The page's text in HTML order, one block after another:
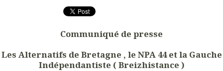
Communiqué de presse
Les Alternatifs de Bretagne , le NPA 44 et la Gauche
Indépendantiste ( Breizhistance )